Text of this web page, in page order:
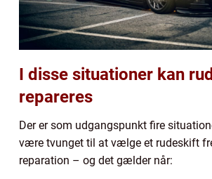
I disse situationer kan
repareres
Der er som udgangspunkt fire
være tvunget til at vælge et rudeskift
reparation – og det gælder når: